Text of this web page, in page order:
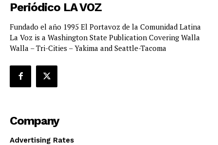
Periódico LA VOZ
Fundado el año 1995 El Portavoz de la Comunidad Latina
La Voz is a Washington State Publication Covering Walla
Walla – Tri-Cities – Yakima and Seattle-Tacoma
Company
Advertising Rates